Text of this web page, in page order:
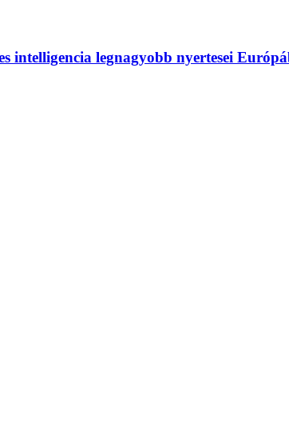
intelligencia legnagyobb nyertesei